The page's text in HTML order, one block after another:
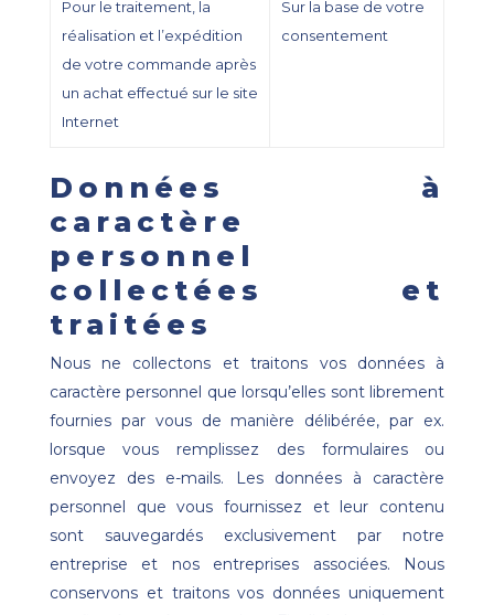
Pour le traitement, la
réalisation et l’expédition
de votre commande après
un achat effectué sur le site
Internet
Sur la base de votre
consentement
Données à
caractère
personnel
collectées et
traitées
Nous ne collectons et traitons vos données à
caractère personnel que lorsqu’elles sont librement
fournies par vous de manière délibérée, par ex.
lorsque vous remplissez des formulaires ou
envoyez des e-mails. Les données à caractère
personnel que vous fournissez et leur contenu
sont sauvegardés exclusivement par notre
entreprise et nos entreprises associées. Nous
conservons et traitons vos données uniquement